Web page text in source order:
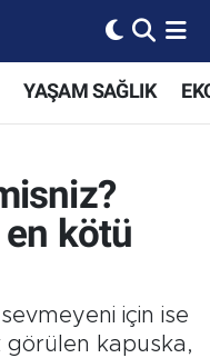
YAŞAM SAĞLIK
en kötü
için ise
kapuska,